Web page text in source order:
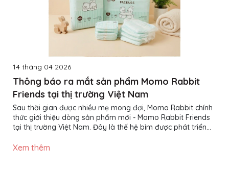
14 tháng 04 2026
Thông báo ra mắt sản phẩm Momo Rabbit
Friends tại thị trường Việt Nam
Sau thời gian được nhiều mẹ mong đợi, Momo Rabbit chính
thức giới thiệu dòng sản phẩm mới - Momo Rabbit Friends
tại thị trường Việt Nam. Đây là thế hệ bỉm được phát triển
ngày, đồng thời giúp mẹ dễ dàng lựa chọn một sản phẩm
Xem thêm